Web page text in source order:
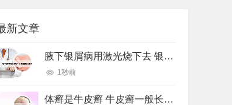
新文章
腋下银屑病用激光烧下去 银屑病激光手术
1秒前
体癣是牛皮癣 牛皮癣一般长在身体哪个部位